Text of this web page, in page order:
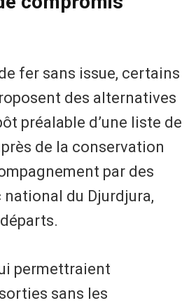
fer sans issue, certains
des alternatives
préalable d’une liste de
de la conservation
par des
national du Djurdjura,
permettraient
sans les